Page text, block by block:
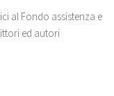
al Fondo assistenza e
ed autori